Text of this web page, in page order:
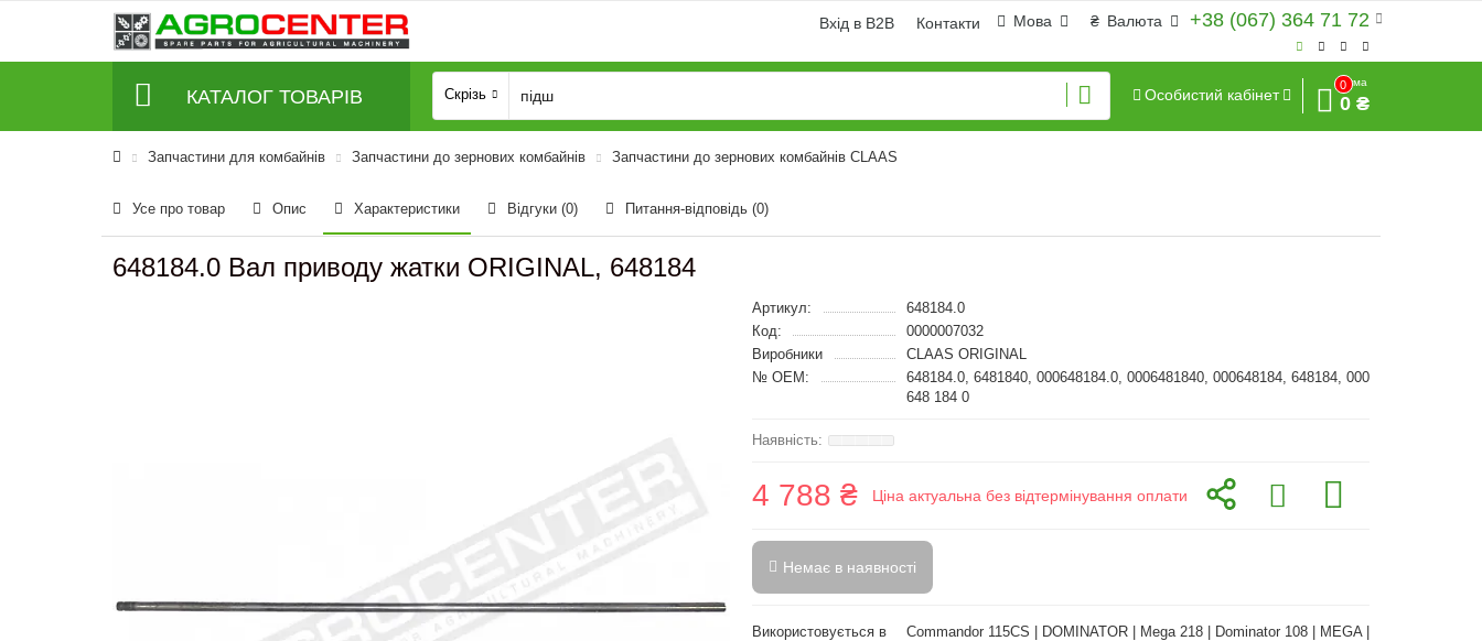
+38 (067) 364 71 72
₴ Валюта
Мова
Вхід в B2B Контакти
КАТАЛОГ ТОВАРІВ Скрізь Особистий кабінет
0
Сума
0 ₴
Запчастини для комбайнів Запчастини до зернових комбайнів Запчастини до зернових комбайнів CLAAS
Усе про товар Опис Характеристики Відгуки (0) Питання-відповідь (0)
648184.0 Вал приводу жатки ORIGINAL, 648184
Артикул:
648184.0
Код:
0000007032
Виробники
CLAAS ORIGINAL
№ OEM:
648184.0, 6481840, 000648184.0, 0006481840, 000648184, 648184, 000
648 184 0
4 788 ₴ Ціна актуальна без відтермінування оплати
Немає в наявності
Використовується в
Commandor 115CS | DOMINATOR | Mega 218 | Dominator 108 | MEGA |